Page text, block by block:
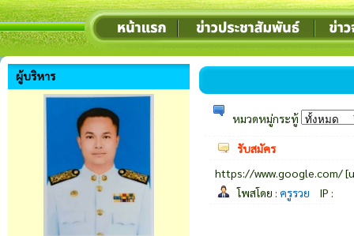
ผู้บริหาร
หมวดหมู่กระทู้
รับสมัคร
https://www.google.com/
โพสโดย : ครูรวย IP :